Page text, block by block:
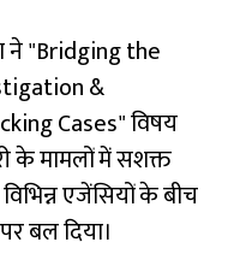
ने "Bridging the
&
Cases" विषय
के मामलों में सशक्त
एजेंसियों के बीच
बल दिया।